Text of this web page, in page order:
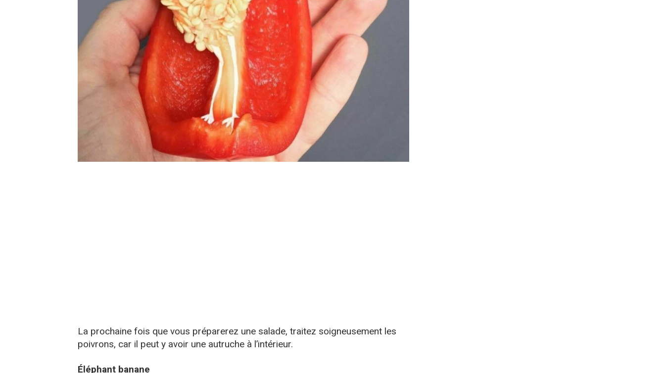
La prochaine fois que vous préparerez une salade, traitez soigneusement les
poivrons, car il peut y avoir une autruche à l’intérieur.
Éléphant banane